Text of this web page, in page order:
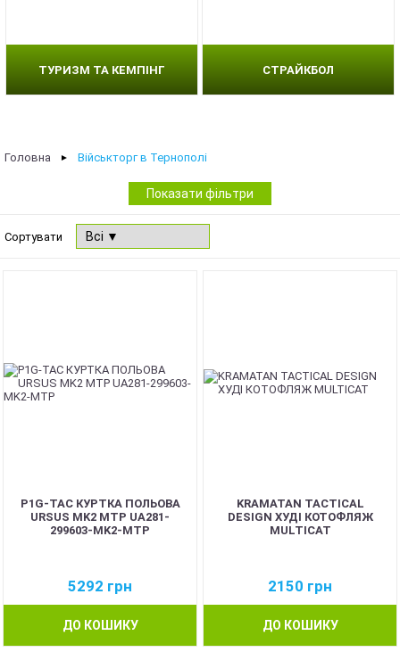
ТУРИЗМ ТА КЕМПІНГ СТРАЙКБОЛ
Головна ► Військторг в Тернополі
Показати фільтри
Сортувати
P1G-TAC КУРТКА ПОЛЬОВА
URSUS MK2 MTP UA281-
299603-MK2-MTP
5292 грн
ДО КОШИКУ
KRAMATAN TACTICAL
DESIGN ХУДІ КОТОФЛЯЖ
MULTICAT
2150 грн
ДО КОШИКУ